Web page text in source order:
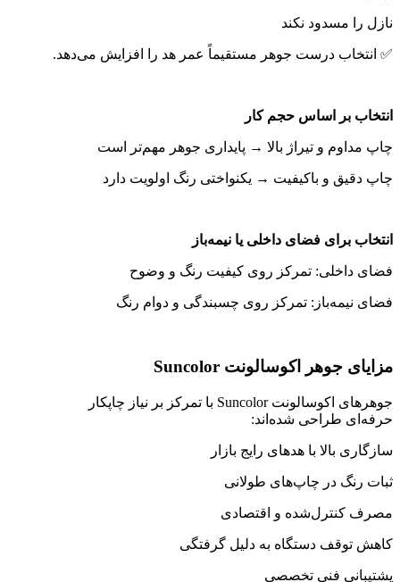
نازل را مسدود نکند
✅ انتخاب درست جوهر مستقیماً عمر هد را افزایش می‌دهد.
انتخاب بر اساس حجم کار
چاپ مداوم و تیراژ بالا → پایداری جوهر مهم‌تر است
چاپ دقیق و باکیفیت → یکنواختی رنگ اولویت دارد
انتخاب برای فضای داخلی یا نیمه‌باز
فضای داخلی: تمرکز روی کیفیت رنگ و وضوح
فضای نیمه‌باز: تمرکز روی چسبندگی و دوام رنگ
مزایای جوهر اکوسالونت Suncolor
جوهرهای اکوسالونت Suncolor با تمرکز بر نیاز چاپکار
حرفه‌ای طراحی شده‌اند:
سازگاری بالا با هدهای رایج بازار
ثبات رنگ در چاپ‌های طولانی
مصرف کنترل‌شده و اقتصادی
کاهش توقف دستگاه به دلیل گرفتگی
پشتیبانی فنی تخصصی